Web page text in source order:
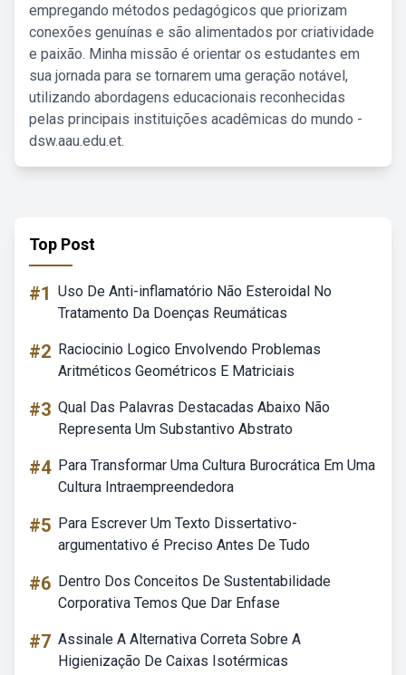
empregando métodos pedagógicos que priorizam
conexões genuínas e são alimentados por criatividade
e paixão. Minha missão é orientar os estudantes em
sua jornada para se tornarem uma geração notável,
utilizando abordagens educacionais reconhecidas
pelas principais instituições acadêmicas do mundo -
dsw.aau.edu.et.
Top Post
#1 Uso De Anti-inflamatório Não Esteroidal No
Tratamento Da Doenças Reumáticas
#2 Raciocinio Logico Envolvendo Problemas
Aritméticos Geométricos E Matriciais
#3 Qual Das Palavras Destacadas Abaixo Não
Representa Um Substantivo Abstrato
#4 Para Transformar Uma Cultura Burocrática Em Uma
Cultura Intraempreendedora
#5 Para Escrever Um Texto Dissertativo-
argumentativo é Preciso Antes De Tudo
#6 Dentro Dos Conceitos De Sustentabilidade
Corporativa Temos Que Dar Enfase
#7 Assinale A Alternativa Correta Sobre A
Higienização De Caixas Isotérmicas